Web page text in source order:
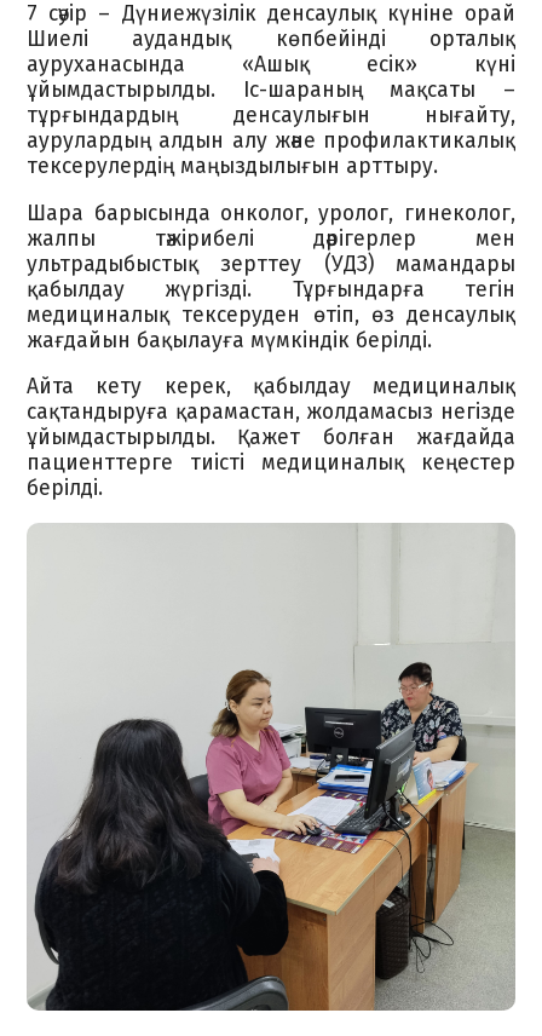
7 сәуір – Дүниежүзілік денсаулық күніне орай
Шиелі аудандық көпбейінді орталық
ауруханасында «Ашық есік» күні
ұйымдастырылды. Іс-шараның мақсаты –
тұрғындардың денсаулығын нығайту,
аурулардың алдын алу және профилактикалық
тексерулердің маңыздылығын арттыру.
Шара барысында онколог, уролог, гинеколог,
жалпы тәжірибелі дәрігерлер мен
ультрадыбыстық зерттеу (УДЗ) мамандары
қабылдау жүргізді. Тұрғындарға тегін
медициналық тексеруден өтіп, өз денсаулық
жағдайын бақылауға мүмкіндік берілді.
Айта кету керек, қабылдау медициналық
сақтандыруға қарамастан, жолдамасыз негізде
ұйымдастырылды. Қажет болған жағдайда
пациенттерге тиісті медициналық кеңестер
берілді.